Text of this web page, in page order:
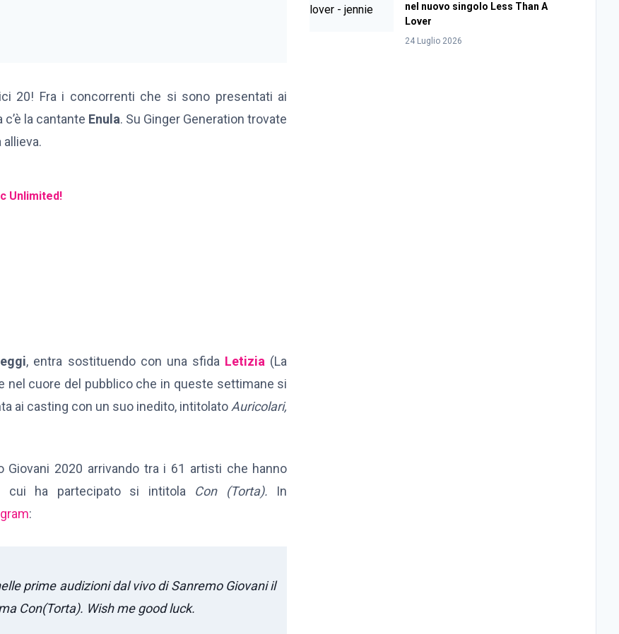
20! Fra i concorrenti che si sono presentati ai
la cantante Enula. Su Ginger Generation trovate
Unlimited!
, entra sostituendo con una sfida Letizia (La
nel cuore del pubblico che in queste settimane si
ai casting con un suo inedito, intitolatoAuricolari,
Giovani 2020 arrivando tra i 61 artisti che hanno
cui ha partecipato si intitola Con (Torta). In
:
prime audizioni dal vivo di Sanremo Giovani il
Con(Torta). Wish me good luck.
nel nuovo singolo Less Than A
Lover
24 Luglio 2026